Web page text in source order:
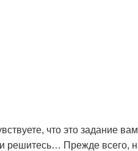
что это задание
решитесь… Прежде всего,